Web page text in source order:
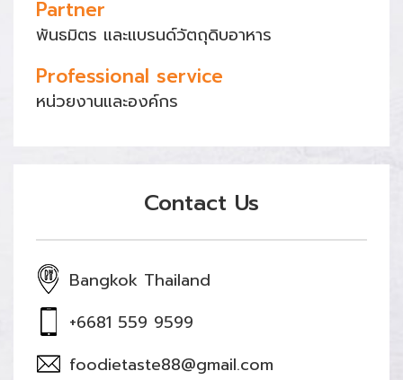
Partner
พันธมิตร และแบรนด์วัตถุดิบอาหาร
Professional service
หน่วยงานและองค์กร
Contact Us
Bangkok Thailand
+6681 559 9599
foodietaste88@gmail.com